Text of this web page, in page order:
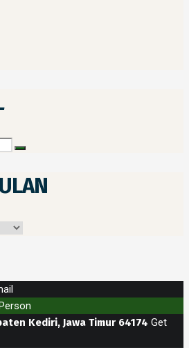
Kediri, Jawa Timur 64174 Get